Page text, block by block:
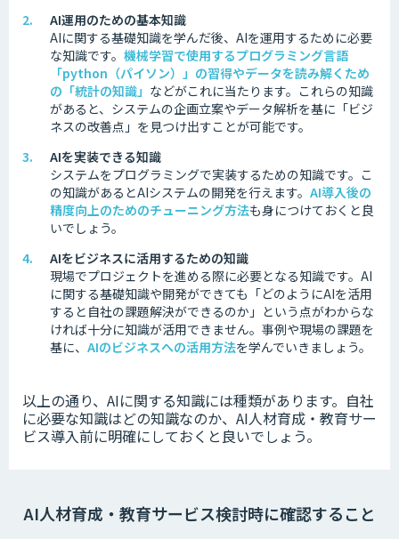
AI運用のための基本知識
AIに関する基礎知識を学んだ後、AIを運用するために必要
な知識です。 機械学習で使用するプログラミング言語
「python（パイソン）」の習得やデータを読み解くため
の「統計の知識」 などがこれに当たります。これらの知識
があると、システムの企画立案やデータ解析を基に「ビジ
ネスの改善点」を見つけ出すことが可能です。
AIを実装できる知識
システムをプログラミングで実装するための知識です。 こ
の知識があるとAIシステムの開発を行えます。 AI導入後の
精度向上のためのチューニング方法も身につけておくと良
いでしょう。
AIをビジネスに活用するための知識
現場でプロジェクトを進める際に必要となる知識です。 AI
に関する基礎知識や開発ができても「どのようにAIを活用
すると自社の課題解決ができるのか」という点がわからな
ければ十分に知識が活用できません。 事例や現場の課題を
基に、 AIのビジネスへの活用方法を学んでいきましょう。
以上の通り、AIに関する知識には種類があります。 自社
に必要な知識はどの知識なのか、AI人材育成・教育サー
ビス導入前に明確にしておくと良いでしょう。
AI人材育成・教育サービス検討時に確認すること